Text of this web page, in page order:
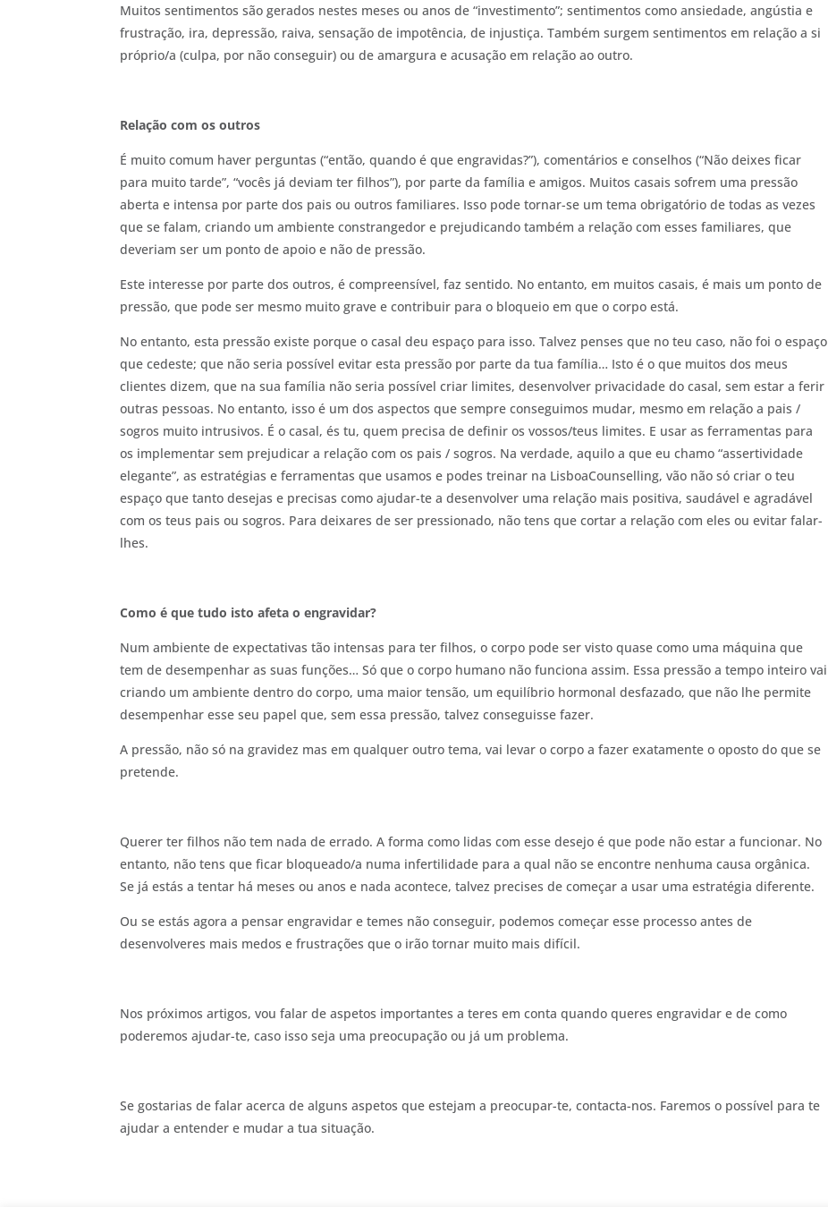
Muitos sentimentos são gerados nestes meses ou anos de “investimento”; sentimentos como ansiedade, angústia e
frustração, ira, depressão, raiva, sensação de impotência, de injustiça. Também surgem sentimentos em relação a si
próprio/a (culpa, por não conseguir) ou de amargura e acusação em relação ao outro.
Relação com os outros
É muito comum haver perguntas (“então, quando é que engravidas?”), comentários e conselhos (“Não deixes ficar
para muito tarde”, “vocês já deviam ter filhos”), por parte da família e amigos. Muitos casais sofrem uma pressão
aberta e intensa por parte dos pais ou outros familiares. Isso pode tornar-se um tema obrigatório de todas as vezes
que se falam, criando um ambiente constrangedor e prejudicando também a relação com esses familiares, que
deveriam ser um ponto de apoio e não de pressão.
Este interesse por parte dos outros, é compreensível, faz sentido. No entanto, em muitos casais, é mais um ponto de
pressão, que pode ser mesmo muito grave e contribuir para o bloqueio em que o corpo está.
No entanto, esta pressão existe porque o casal deu espaço para isso. Talvez penses que no teu caso, não foi o espaço
que cedeste; que não seria possível evitar esta pressão por parte da tua família… Isto é o que muitos dos meus
clientes dizem, que na sua família não seria possível criar limites, desenvolver privacidade do casal, sem estar a ferir
outras pessoas. No entanto, isso é um dos aspectos que sempre conseguimos mudar, mesmo em relação a pais /
sogros muito intrusivos. É o casal, és tu, quem precisa de definir os vossos/teus limites. E usar as ferramentas para
os implementar sem prejudicar a relação com os pais / sogros. Na verdade, aquilo a que eu chamo “assertividade
elegante”, as estratégias e ferramentas que usamos e podes treinar na LisboaCounselling, vão não só criar o teu
espaço que tanto desejas e precisas como ajudar-te a desenvolver uma relação mais positiva, saudável e agradável
com os teus pais ou sogros. Para deixares de ser pressionado, não tens que cortar a relação com eles ou evitar falar-
lhes.
Como é que tudo isto afeta o engravidar?
Num ambiente de expectativas tão intensas para ter filhos, o corpo pode ser visto quase como uma máquina que
tem de desempenhar as suas funções… Só que o corpo humano não funciona assim. Essa pressão a tempo inteiro vai
criando um ambiente dentro do corpo, uma maior tensão, um equilíbrio hormonal desfazado, que não lhe permite
desempenhar esse seu papel que, sem essa pressão, talvez conseguisse fazer.
A pressão, não só na gravidez mas em qualquer outro tema, vai levar o corpo a fazer exatamente o oposto do que se
pretende.
Querer ter filhos não tem nada de errado. A forma como lidas com esse desejo é que pode não estar a funcionar. No
entanto, não tens que ficar bloqueado/a numa infertilidade para a qual não se encontre nenhuma causa orgânica.
Se já estás a tentar há meses ou anos e nada acontece, talvez precises de começar a usar uma estratégia diferente.
Ou se estás agora a pensar engravidar e temes não conseguir, podemos começar esse processo antes de
desenvolveres mais medos e frustrações que o irão tornar muito mais difícil.
Nos próximos artigos, vou falar de aspetos importantes a teres em conta quando queres engravidar e de como
poderemos ajudar-te, caso isso seja uma preocupação ou já um problema.
Se gostarias de falar acerca de alguns aspetos que estejam a preocupar-te, contacta-nos. Faremos o possível para te
ajudar a entender e mudar a tua situação.